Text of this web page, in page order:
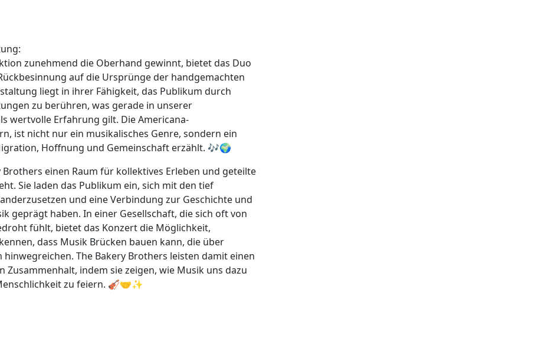
zunehmend die Oberhand gewinnt, bietet das Duo
auf die Ursprünge der handgemachten
liegt in ihrer Fähigkeit, das Publikum durch
zu berühren, was gerade in unserer
wertvolle Erfahrung gilt. Die Americana-
ist nicht nur ein musikalisches Genre, sondern ein
Hoffnung und Gemeinschaft erzählt. 🎶🌍
einen Raum für kollektives Erleben und geteilte
Sie laden das Publikum ein, sich mit den tief
und eine Verbindung zur Geschichte und
geprägt haben. In einer Gesellschaft, die sich oft von
fühlt, bietet das Konzert die Möglichkeit,
dass Musik Brücken bauen kann, die über
The Bakery Brothers leisten damit einen
indem sie zeigen, wie Musik uns dazu
zu feiern. 🎻🤝✨